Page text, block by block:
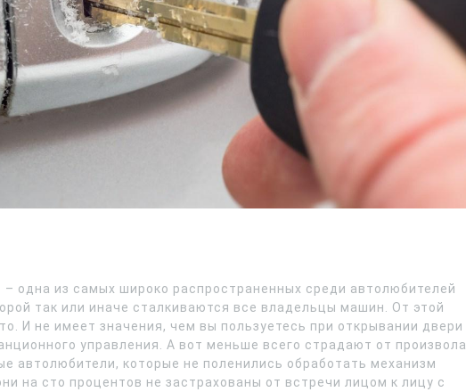
одна из самых широко распространенных среди автолюбителей
так или иначе сталкиваются все владельцы машин. От этой
И не имеет значения, чем вы пользуетесь при открывании двери
управления. А вот меньше всего страдают от произвола
автолюбители, которые не поленились обработать механизм
на сто процентов не застрахованы от встречи лицом к лицу с